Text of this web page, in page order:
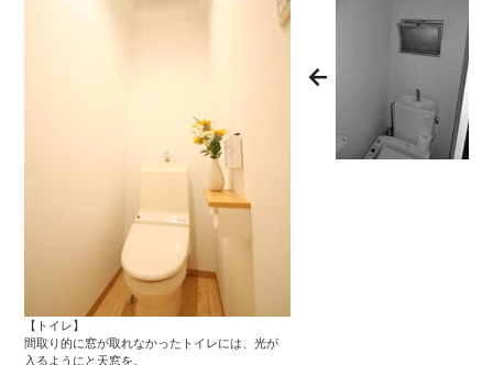
【トイレ】
間取り的に窓が取れなかったトイレには、光が
入るようにと天窓を。